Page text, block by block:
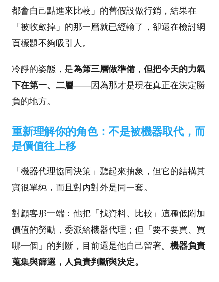
都會自己點進來比較」的舊假設做行銷，結果在
「被收斂掉」的那一層就已經輸了，卻還在檢討網
頁標題不夠吸引人。
冷靜的姿態，是為第三層做準備，但把今天的力氣
下在第一、二層——因為那才是現在真正在決定勝
負的地方。
重新理解你的角色：不是被機器取代，而
是價值往上移
「機器代理協同決策」聽起來抽象，但它的結構其
實很單純，而且對內對外是同一套。
對顧客那一端：他把「找資料、比較」這種低附加
價值的勞動，委派給機器代理；但「要不要買、買
哪一個」的判斷，目前還是他自己留著。 機器負責
蒐集與篩選，人負責判斷與決定。